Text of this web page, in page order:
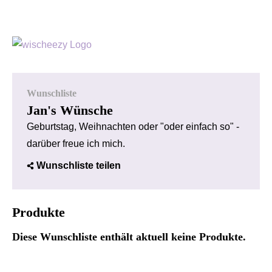
Wunschliste
Jan's Wünsche
Geburtstag, Weihnachten oder "oder einfach so" -
darüber freue ich mich.
Wunschliste teilen
Produkte
Diese Wunschliste enthält aktuell keine Produkte.